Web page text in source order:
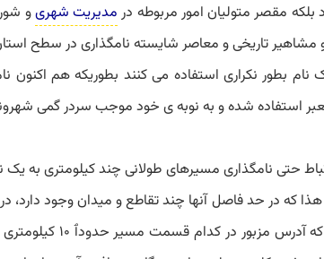
بلکه مقصر متولیان امور مربوطه در مدیریت شهریو
مشاهیر تاریخی و معاصر شایسته نامگذاری در سطح
نام بطور نکراری استفاده می کنند بطوریکه هم اکنون
استفاده شده و به نوبه ی خود موجب سردر گمی
حتی نامگذاری مسیرهای طولانی چند کیلومتری به یک
که در حد فاصل آنها چند تقاطع و میدان وجود دارد،
می گردد که